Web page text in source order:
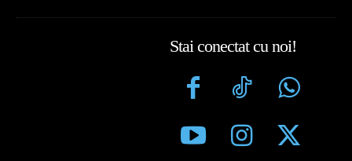
Stai conectat cu noi!